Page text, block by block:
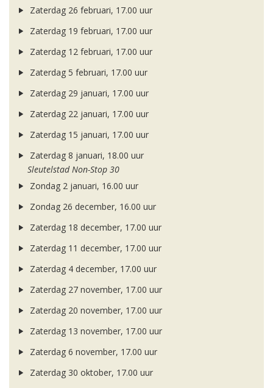
Zaterdag 26 februari, 17.00 uur
Zaterdag 19 februari, 17.00 uur
Zaterdag 12 februari, 17.00 uur
Zaterdag 5 februari, 17.00 uur
Zaterdag 29 januari, 17.00 uur
Zaterdag 22 januari, 17.00 uur
Zaterdag 15 januari, 17.00 uur
Zaterdag 8 januari, 18.00 uur
Sleutelstad Non-Stop 30
Zondag 2 januari, 16.00 uur
Zondag 26 december, 16.00 uur
Zaterdag 18 december, 17.00 uur
Zaterdag 11 december, 17.00 uur
Zaterdag 4 december, 17.00 uur
Zaterdag 27 november, 17.00 uur
Zaterdag 20 november, 17.00 uur
Zaterdag 13 november, 17.00 uur
Zaterdag 6 november, 17.00 uur
Zaterdag 30 oktober, 17.00 uur